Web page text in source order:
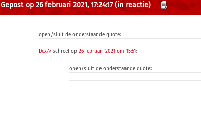
Gepost op 26 februari 2021, 17:24:17 (in reactie)
open/sluit de onderstaande quote:
Dex77schreef op26 februari 2021 om 15:51:
open/sluit de onderstaande quote: